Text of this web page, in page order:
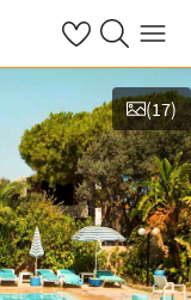
Se dine gemte
Søg påMenu
(17)